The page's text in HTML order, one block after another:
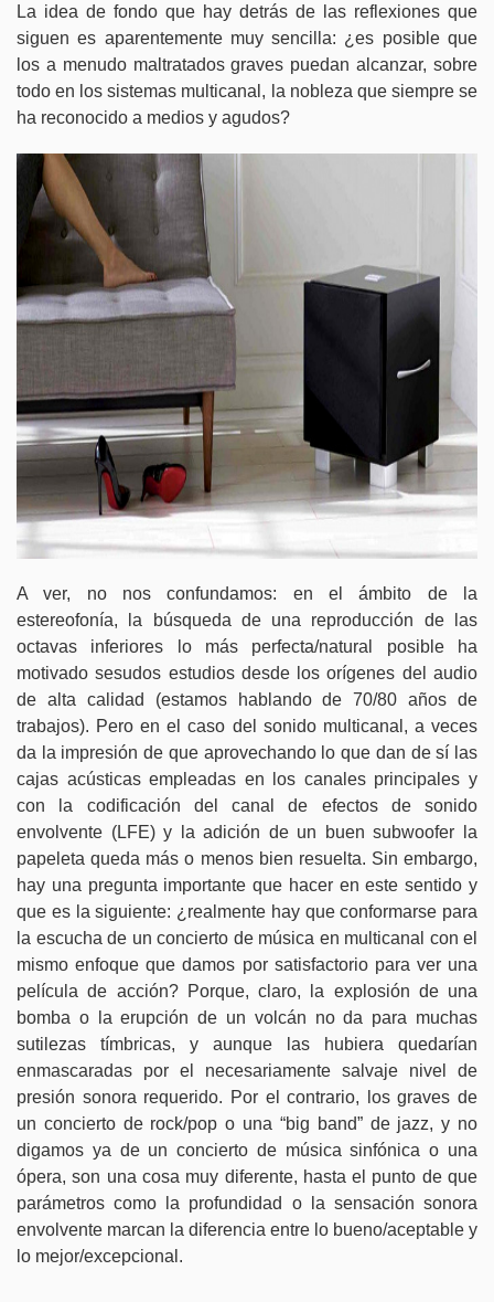
La idea de fondo que hay detrás de las reflexiones que
siguen es aparentemente muy sencilla: ¿es posible que
los a menudo maltratados graves puedan alcanzar, sobre
todo en los sistemas multicanal, la nobleza que siempre se
ha reconocido a medios y agudos?
A ver, no nos confundamos: en el ámbito de la
estereofonía, la búsqueda de una reproducción de las
octavas inferiores lo más perfecta/natural posible ha
motivado sesudos estudios desde los orígenes del audio
de alta calidad (estamos hablando de 70/80 años de
trabajos). Pero en el caso del sonido multicanal, a veces
da la impresión de que aprovechando lo que dan de sí las
cajas acústicas empleadas en los canales principales y
con la codificación del canal de efectos de sonido
envolvente (LFE) y la adición de un buen subwoofer la
papeleta queda más o menos bien resuelta. Sin embargo,
hay una pregunta importante que hacer en este sentido y
que es la siguiente: ¿realmente hay que conformarse para
la escucha de un concierto de música en multicanal con el
mismo enfoque que damos por satisfactorio para ver una
película de acción? Porque, claro, la explosión de una
bomba o la erupción de un volcán no da para muchas
sutilezas tímbricas, y aunque las hubiera quedarían
enmascaradas por el necesariamente salvaje nivel de
presión sonora requerido. Por el contrario, los graves de
un concierto de rock/pop o una “big band” de jazz, y no
digamos ya de un concierto de música sinfónica o una
ópera, son una cosa muy diferente, hasta el punto de que
parámetros como la profundidad o la sensación sonora
envolvente marcan la diferencia entre lo bueno/aceptable y
lo mejor/excepcional.